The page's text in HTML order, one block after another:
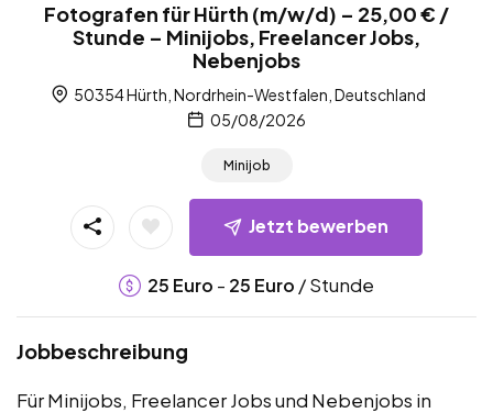
Fotografen für Hürth (m/w/d) – 25,00 € /
Stunde – Minijobs, Freelancer Jobs,
Nebenjobs
50354 Hürth, Nordrhein-Westfalen, Deutschland
05/08/2026
Minijob
Jetzt bewerben
25 Euro - 25 Euro / Stunde
Jobbeschreibung
Für Minijobs, Freelancer Jobs und Nebenjobs in